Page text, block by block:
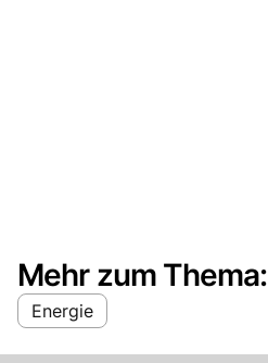
Mehr zum Thema:
Energie